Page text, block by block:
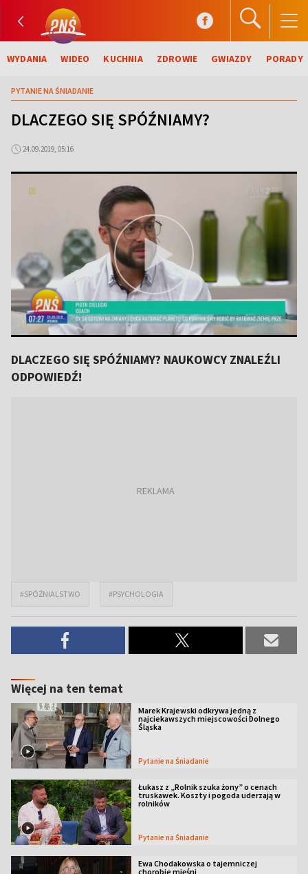
WYDANIA WIDEO KUCHNIA ZDROWIE GWIAZDY PORADY
PYTANIE NA ŚNIADANIE
DLACZEGO SIĘ SPÓŹNIAMY?
24.09.2019, 05:16
DLACZEGO SIĘ SPÓŹNIAMY? NAUKOWCY ZNALEŹLI
ODPOWIEDŹ!
#SPÓŹNIALSTWO #PSYCHOLOGIA
Więcej na ten temat
Marek Krajewski odkrywa jedną z
najciekawszych miejscowości Dolnego
Śląska
Pytanie na Śniadanie
Łukasz z „Rolnik szuka żony” o cenach
truskawek. Koszty i pogoda uderzają w
rolników
Pytanie na Śniadanie
Ewa Chodakowska o tajemniczej
chorobie mięśni